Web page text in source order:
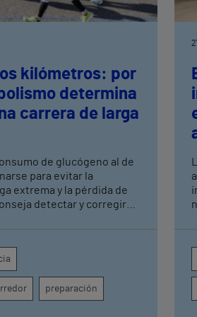
kilómetros: por
determina
carrera de larga
de glucógeno al de
para evitar la
extrema y la pérdida de
deficiente pueden
metabólica del
Octubre y Vithas Valencia
con el Medio Maratón
preparación